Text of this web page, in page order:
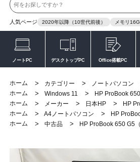
人気ページ 2020年以降（10世代前後） メモリ
ノートPC デスクトップPC Office搭載PC
ホーム > カテゴリー > ノートパソコン
ホーム
> Windows 11 >
HP ProBook
ホーム
> メーカー > 日本HP >
HP
ホーム
> A4ノートパソコン >
HP
ホーム
> 中古品 > HP ProBook 650 G5